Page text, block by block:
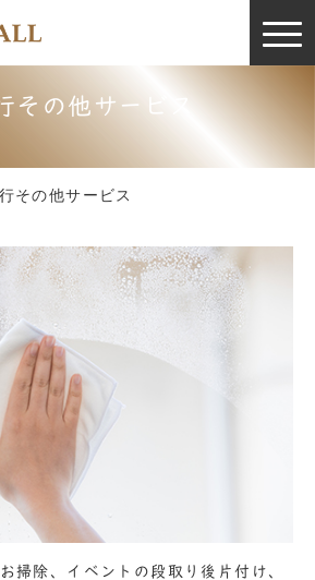
その他サービス
その他サービス
掃除、イベントの段取り後片付け、